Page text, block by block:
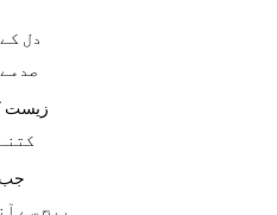
دل
زیست
جب
بیچ سے